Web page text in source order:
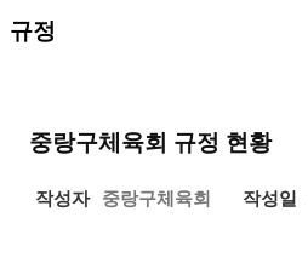
규정
중랑구체육회 규정 현황
작성자 중랑구체육회 작성일